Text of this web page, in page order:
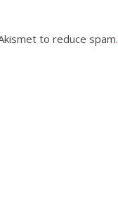
to reduce spam.